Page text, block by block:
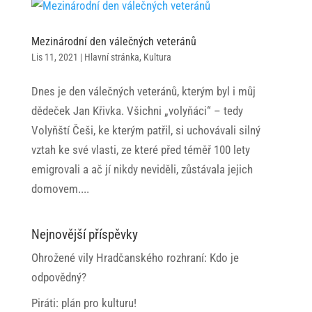
Mezinárodní den válečných veteránů
Lis 11, 2021 | Hlavní stránka, Kultura
Dnes je den válečných veteránů, kterým byl i můj
dědeček Jan Křivka. Všichni „volyňáci“ – tedy
Volyňští Češi, ke kterým patřil, si uchovávali silný
vztah ke své vlasti, ze které před téměř 100 lety
emigrovali a ač jí nikdy neviděli, zůstávala jejich
domovem....
Nejnovější příspěvky
Ohrožené vily Hradčanského rozhraní: Kdo je
odpovědný?
Piráti: plán pro kulturu!